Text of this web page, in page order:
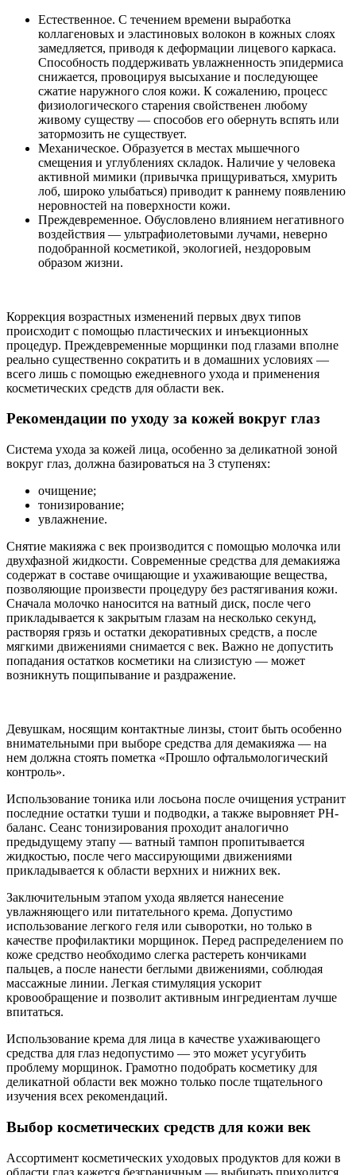
Естественное. С течением времени выработка
коллагеновых и эластиновых волокон в кожных слоях
замедляется, приводя к деформации лицевого каркаса.
Способность поддерживать увлажненность эпидермиса
снижается, провоцируя высыхание и последующее
сжатие наружного слоя кожи. К сожалению, процесс
физиологического старения свойственен любому
живому существу — способов его обернуть вспять или
затормозить не существует.
Механическое. Образуется в местах мышечного
смещения и углублениях складок. Наличие у человека
активной мимики (привычка прищуриваться, хмурить
лоб, широко улыбаться) приводит к раннему появлению
неровностей на поверхности кожи.
Преждевременное. Обусловлено влиянием негативного
воздействия — ультрафиолетовыми лучами, неверно
подобранной косметикой, экологией, нездоровым
образом жизни.
Коррекция возрастных изменений первых двух типов
происходит с помощью пластических и инъекционных
процедур. Преждевременные морщинки под глазами вполне
реально существенно сократить и в домашних условиях —
всего лишь с помощью ежедневного ухода и применения
косметических средств для области век.
Рекомендации по уходу за кожей вокруг глаз
Система ухода за кожей лица, особенно за деликатной зоной
вокруг глаз, должна базироваться на 3 ступенях:
очищение;
тонизирование;
увлажнение.
Снятие макияжа с век производится с помощью молочка или
двухфазной жидкости. Современные средства для демакияжа
содержат в составе очищающие и ухаживающие вещества,
позволяющие произвести процедуру без растягивания кожи.
Сначала молочко наносится на ватный диск, после чего
прикладывается к закрытым глазам на несколько секунд,
растворяя грязь и остатки декоративных средств, а после
мягкими движениями снимается с век. Важно не допустить
попадания остатков косметики на слизистую — может
возникнуть пощипывание и раздражение.
Девушкам, носящим контактные линзы, стоит быть особенно
внимательными при выборе средства для демакияжа — на
нем должна стоять пометка «Прошло офтальмологический
контроль».
Использование тоника или лосьона после очищения устранит
последние остатки туши и подводки, а также выровняет PH-
баланс. Сеанс тонизирования проходит аналогично
предыдущему этапу — ватный тампон пропитывается
жидкостью, после чего массирующими движениями
прикладывается к области верхних и нижних век.
Заключительным этапом ухода является нанесение
увлажняющего или питательного крема. Допустимо
использование легкого геля или сыворотки, но только в
качестве профилактики морщинок. Перед распределением по
коже средство необходимо слегка растереть кончиками
пальцев, а после нанести беглыми движениями, соблюдая
массажные линии. Легкая стимуляция ускорит
кровообращение и позволит активным ингредиентам лучше
впитаться.
Использование крема для лица в качестве ухаживающего
средства для глаз недопустимо — это может усугубить
проблему морщинок. Грамотно подобрать косметику для
деликатной области век можно только после тщательного
изучения всех рекомендаций.
Выбор косметических средств для кожи век
Ассортимент косметических уходовых продуктов для кожи в
области глаз кажется безграничным — выбирать приходится